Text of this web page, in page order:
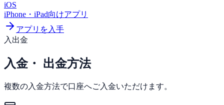
iOS
iPhone・iPad向けアプリ
アプリを入手
入出金
入金・ 出金方法
複数の入金方法で口座へご入金いただけます。